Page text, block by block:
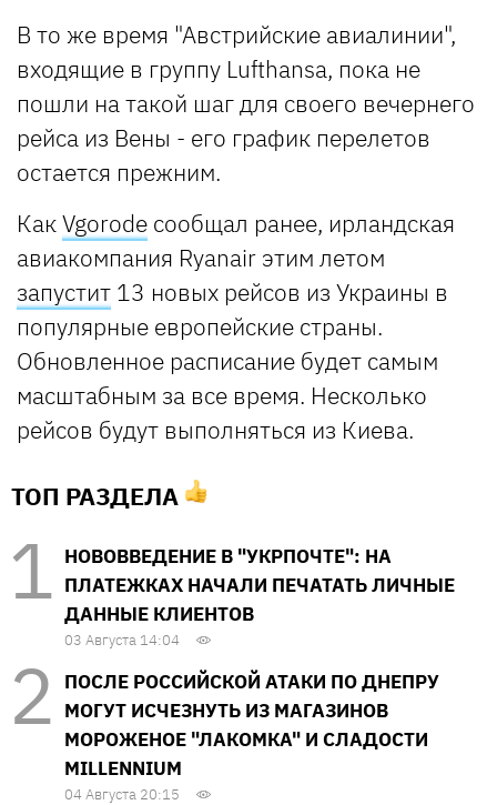
В то же время "Австрийские авиалинии",
входящие в группу Lufthansa, пока не
пошли на такой шаг для своего вечернего
рейса из Вены - его график перелетов
остается прежним.
КакVgorode сообщал ранее, ирландская
авиакомпания Ryanair этим летом
запустит 13 новых рейсов из Украины в
популярные европейские страны.
Обновленное расписание будет самым
масштабным за все время. Несколько
рейсов будут выполняться из Киева.
ТОП РАЗДЕЛА
НОВОВВЕДЕНИЕ В "УКРПОЧТЕ": НА
ПЛАТЕЖКАХ НАЧАЛИ ПЕЧАТАТЬ ЛИЧНЫЕ
ДАННЫЕ КЛИЕНТОВ
03 Августа 14:04
ПОСЛЕ РОССИЙСКОЙ АТАКИ ПО ДНЕПРУ
МОГУТ ИСЧЕЗНУТЬ ИЗ МАГАЗИНОВ
МОРОЖЕНОЕ "ЛАКОМКА" И СЛАДОСТИ
MILLENNIUM
04 Августа 20:15